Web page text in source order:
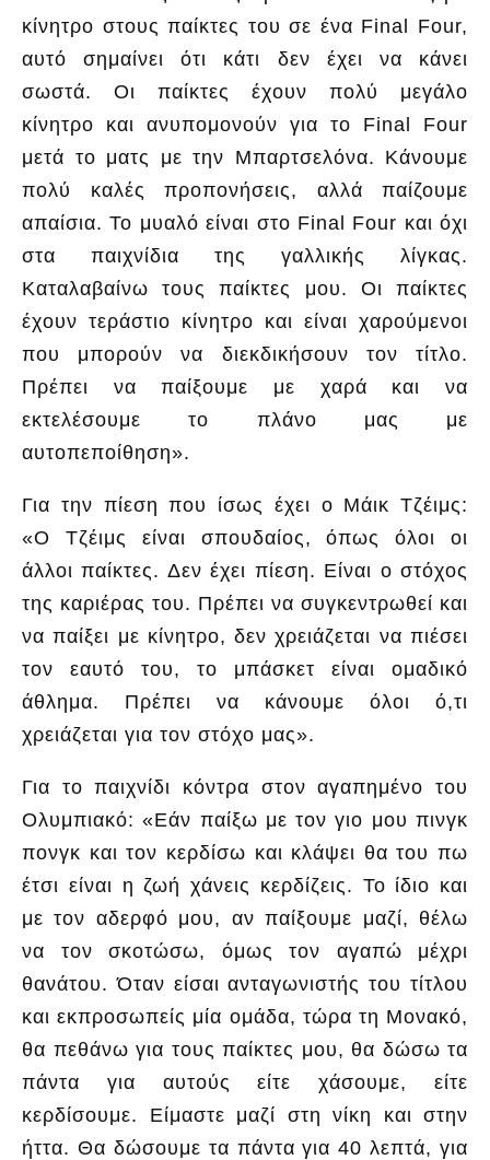
κίνητρο στους παίκτες του σε ένα Final Four,
αυτό σημαίνει ότι κάτι δεν έχει να κάνει
σωστά. Οι παίκτες έχουν πολύ μεγάλο
κίνητρο και ανυπομονούν για το Final Four
μετά το ματς με την Μπαρτσελόνα. Κάνουμε
πολύ καλές προπονήσεις, αλλά παίζουμε
απαίσια. Το μυαλό είναι στο Final Four και όχι
στα παιχνίδια της γαλλικής λίγκας.
Καταλαβαίνω τους παίκτες μου. Οι παίκτες
έχουν τεράστιο κίνητρο και είναι χαρούμενοι
που μπορούν να διεκδικήσουν τον τίτλο.
Πρέπει να παίξουμε με χαρά και να
εκτελέσουμε το πλάνο μας με
αυτοπεποίθηση».
Για την πίεση που ίσως έχει ο Μάικ Τζέιμς:
«Ο Τζέιμς είναι σπουδαίος, όπως όλοι οι
άλλοι παίκτες. Δεν έχει πίεση. Είναι ο στόχος
της καριέρας του. Πρέπει να συγκεντρωθεί και
να παίξει με κίνητρο, δεν χρειάζεται να πιέσει
τον εαυτό του, το μπάσκετ είναι ομαδικό
άθλημα. Πρέπει να κάνουμε όλοι ό,τι
χρειάζεται για τον στόχο μας».
Για το παιχνίδι κόντρα στον αγαπημένο του
Ολυμπιακό: «Εάν παίξω με τον γιο μου πινγκ
πονγκ και τον κερδίσω και κλάψει θα του πω
έτσι είναι η ζωή χάνεις κερδίζεις. Το ίδιο και
με τον αδερφό μου, αν παίξουμε μαζί, θέλω
να τον σκοτώσω, όμως τον αγαπώ μέχρι
θανάτου. Όταν είσαι ανταγωνιστής του τίτλου
και εκπροσωπείς μία ομάδα, τώρα τη Μονακό,
θα πεθάνω για τους παίκτες μου, θα δώσω τα
πάντα για αυτούς είτε χάσουμε, είτε
κερδίσουμε. Είμαστε μαζί στη νίκη και στην
ήττα. Θα δώσουμε τα πάντα για 40 λεπτά, για